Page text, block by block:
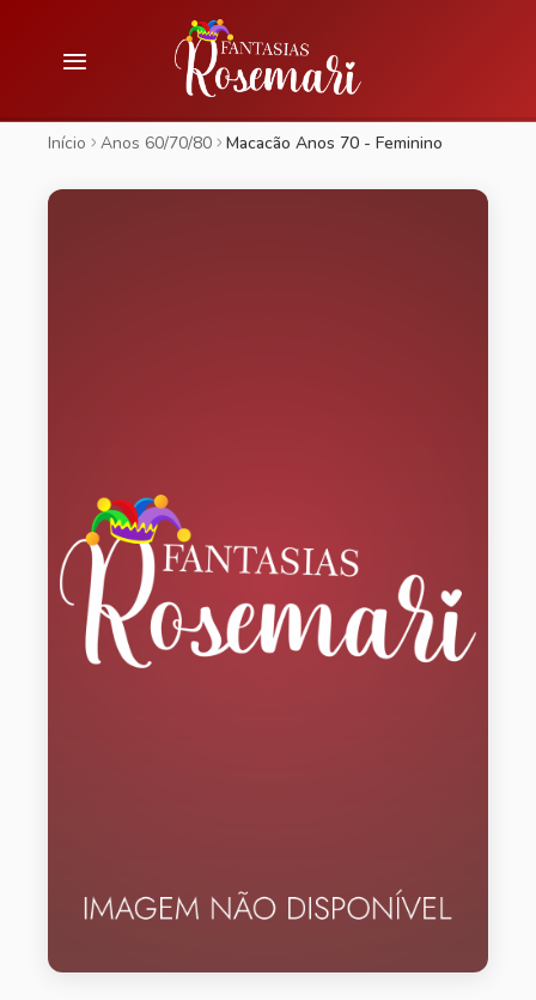
Início Anos 60/70/80 Macacão Anos 70 - Feminino